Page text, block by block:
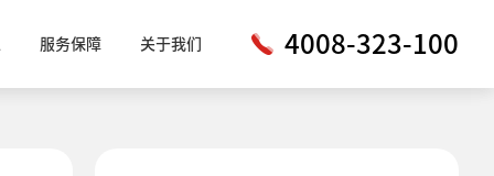
服务保障 关于我们 4008-323-100